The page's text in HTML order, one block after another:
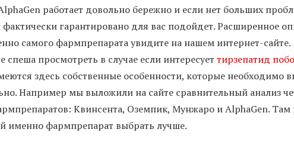
работает довольно бережно и если нет больших
гарантировано для вас подойдет. Расширенное
самого фармпрепарата увидите на нашем интернет-сайте.
спеша просмотреть в случае если интересует тирзепатид
здесь собственные особенности, которые необходимо
Например мы выложили на сайте сравнительный анализ
Квинсента, Оземпик, Мунжаро и AlphaGen.
именно фармпрепарат выбрать лучше.